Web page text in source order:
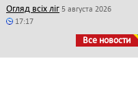
Огляд всіх ліг 5 августа 2026
17:17
Все новости